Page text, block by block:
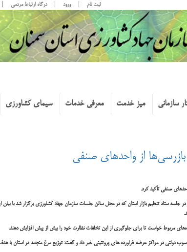
ثبت نام ورود درگاه ارتباط مردمی
سازمانی میز خدمت معرفی خدمات سیمای کشاورزی
بازرسی‌ها از واحدهای صنفی
صنفی تأکید کرد.
ستاد تنظیم بازار استان که در محل سالن جلسات سازمان جهاد کشاورزی برگزار شد با بیان
مربوط خواست تا برای جلوگیری از این تخلفات نظارت خود را بیش از پیش افزایش دهند.
دولتی در مراکز عرضه فراورده های پروتئینی خبر داد و گفت: توزیع مرغ منجمد در استان با